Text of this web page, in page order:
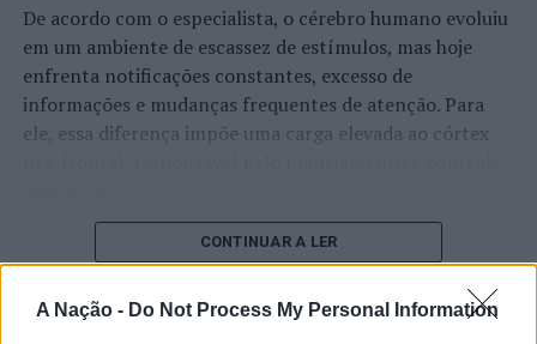
A Nação - Do Not Process My Personal Information
De acordo com o especialista, o cérebro humano evoluiu
em um ambiente de escassez de estímulos, mas hoje
enfrenta notificações constantes, excesso de
informações e mudanças frequentes de atenção. Para
ele, essa diferença impõe uma carga elevada ao córtex
O pesquisador afirma que plataformas digitais também
estimulam continuamente o sistema de recompensa do
cérebro, favorecendo a fadiga mental, a dificuldade de
CONTINUAR A LER